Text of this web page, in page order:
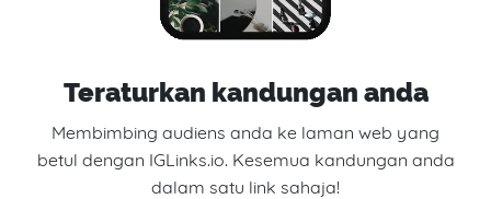
Teraturkan kandungan anda
Membimbing audiens anda ke laman web yang
betul dengan IGLinks.io. Kesemua kandungan anda
dalam satu link sahaja!